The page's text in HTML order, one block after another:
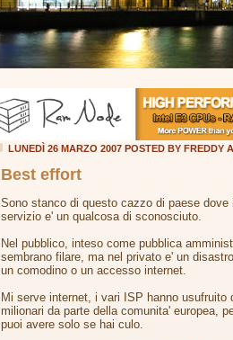
LUNEDÌ 26 MARZO 2007 POSTED BY FREDDY
Best effort
Sono stanco di questo cazzo di paese dove
servizio e' un qualcosa di sconosciuto.
Nel pubblico, inteso come pubblica
sembrano filare, ma nel privato e' un
un comodino o un accesso internet.
Mi serve internet, i vari ISP hanno usufruito
milionari da parte della comunita' europea,
puoi avere solo se hai culo.